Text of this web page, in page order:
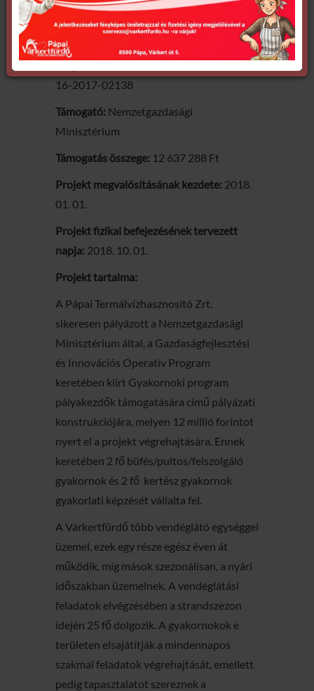
Projekt azonosító száma:GINOP-5.2.4-
16-2017-02138
Támogató: Nemzetgazdasági
Minisztérium
Támogatás összege: 12 637 288 Ft
Projekt megvalósításának kezdete: 2018.
01. 01.
Projekt fizikai befejezésének tervezett
napja: 2018. 10. 01.
Projekt tartalma:
A Pápai Termálvízhasznosító Zrt.
sikeresen pályázott a Nemzetgazdasági
Minisztérium által, a Gazdaságfejlesztési
és Innovációs Operatív Program
keretében kiírt Gyakornoki program
pályakezdők támogatására című pályázati
konstrukciójára, melyen 12 millió forintot
nyert el a projekt végrehajtására. Ennek
keretében 2 fő büfés/pultos/felszolgáló
gyakornok és 2 fő kertész gyakornok
gyakorlati képzését vállalta fel.
A Várkertfürdő több vendéglátó egységgel
üzemel, ezek egy része egész éven át
működik, míg mások szezonálisan, a nyári
időszakban üzemelnek. A vendéglátási
feladatok elvégzésében a strandszezon
idején 25 fő dolgozik. A gyakornokok e
területen elsajátítják a mindennapos
szakmai feladatok végrehajtását, emellett
pedig tapasztalatot szereznek a